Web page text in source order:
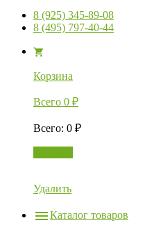
8 (925) 345-89-08
8 (495) 797-40-44
Корзина
Всего 0 ₽
Всего: 0 ₽
Удалить
Каталог товаров